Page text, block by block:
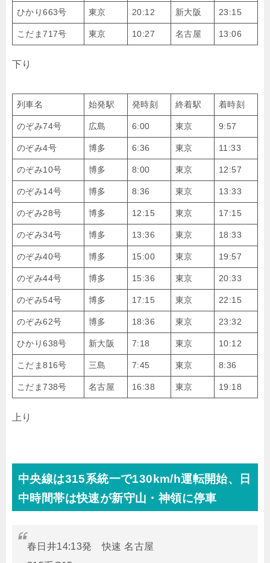
ひかり663号 東京 20:12 新大阪 23:15
こだま717号 東京 10:27 名古屋 13:06
下り
列車名 始発駅 発時刻 終着駅 着時刻
のぞみ74号 広島 6:00 東京 9:57
のぞみ4号 博多 6:36 東京 11:33
のぞみ10号 博多 8:00 東京 12:57
のぞみ14号 博多 8:36 東京 13:33
のぞみ28号 博多 12:15 東京 17:15
のぞみ34号 博多 13:36 東京 18:33
のぞみ40号 博多 15:00 東京 19:57
のぞみ44号 博多 15:36 東京 20:33
のぞみ54号 博多 17:15 東京 22:15
のぞみ62号 博多 18:36 東京 23:32
ひかり638号 新大阪 7:18 東京 10:12
こだま816号 三島 7:45 東京 8:36
こだま738号 名古屋 16:38 東京 19:18
上り
中央線は315系統一で130km/h運転開始、日
中時間帯は快速が新守山・神領に停車
春日井14:13発 快速 名古屋